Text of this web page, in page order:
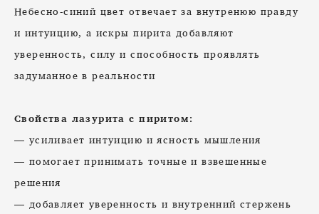
Небесно-синий цвет отвечает за внутренюю правду
и интуицию, а искры пирита добавляют
уверенность, силу и способность проявлять
задуманное в реальности
Свойства лазурита с пиритом:
— усиливает интуицию и ясность мышления
— помогает принимать точные и взвешенные
решения
— добавляет уверенность и внутренний стержень